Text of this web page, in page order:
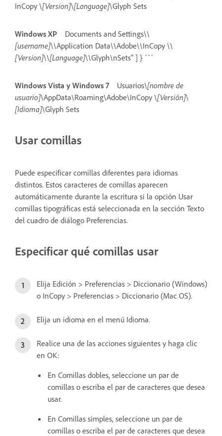
InCopy \[Version]\[Language]\Glyph Sets
Windows XP
Documents and Settings\\
[username]\\Application Data\\Adobe\\InCopy \\
[Version]\\[Language]\\Glyph\nSets" ] } ```
Windows Vista y Windows 7 Usuarios\[nombre de
usuario]\AppData\Roaming\Adobe\InCopy \[Versión]\
[Idioma]\Glyph Sets
Usar comillas
Puede especificar comillas diferentes para idiomas
distintos. Estos caracteres de comillas aparecen
automáticamente durante la escritura si la opción Usar
comillas tipográficas está seleccionada en la sección Texto
del cuadro de diálogo Preferencias.
Especificar qué comillas usar
Elija Edición > Preferencias > Diccionario (Windows)
o InCopy > Preferencias > Diccionario (Mac OS).
Elija un idioma en el menú Idioma.
Realice una de las acciones siguientes y haga clic
en OK:
En Comillas dobles, seleccione un par de
comillas o escriba el par de caracteres que desea
usar.
En Comillas simples, seleccione un par de
comillas o escriba el par de caracteres que desea